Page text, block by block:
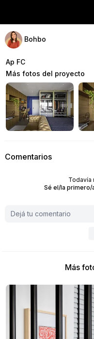
Bohbo
Ap FC
Más fotos del proyecto
Comentarios
Todavía
Sé el/la primero/
Más